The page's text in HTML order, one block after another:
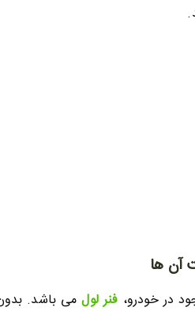
آن ها
در خودرو، فنر لولمی باشد.